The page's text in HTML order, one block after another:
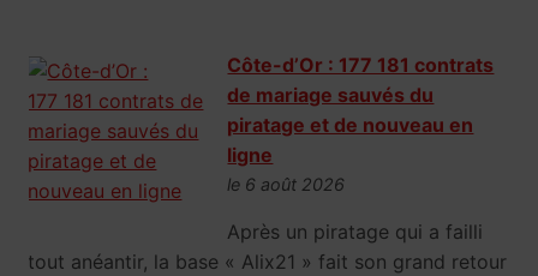
Côte-d’Or : 177 181 contrats
de mariage sauvés du
piratage et de nouveau en
ligne
le 6 août 2026
Après un piratage qui a failli
tout anéantir, la base « Alix21 » fait son grand retour